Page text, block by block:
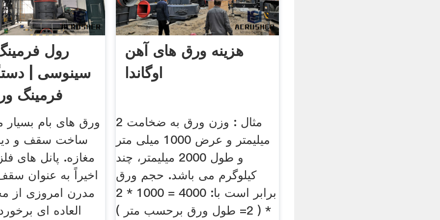
رول
سینوسی |
فرمینگ
ورق های بام
ساخت سقف و
مغازه. پانل های
اخیراً به عنوان
مدرن امروزی از
العاده ای
هزینه ورق های آهن
اوگاندا
مثال : وزن ورق به ضخامت 2
میلیمتر و عرض 1000 میلی متر
و طول 2000 میلیمتر، چند
کیلوگرم می باشد. حجم ورق
برابر است با: 4000 = 1000 * 2
* ( 2= طول ورق برحسب متر )